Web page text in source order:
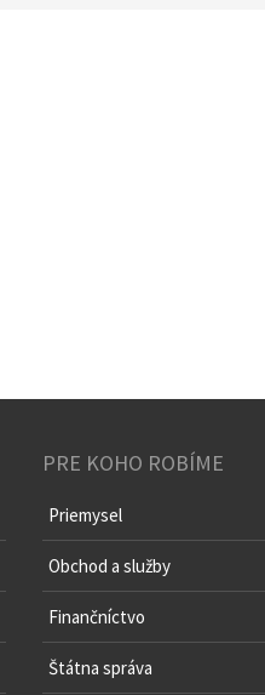
PRE KOHO ROBÍME
Priemysel
Obchod a služby
Finančníctvo
Štátna správa